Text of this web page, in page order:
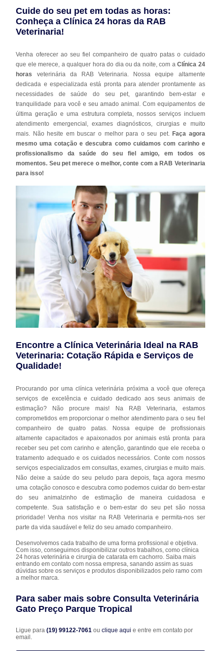
Cuide do seu pet em todas as horas:
Conheça a Clínica 24 horas da RAB
Veterinaria!
Venha oferecer ao seu fiel companheiro de quatro patas o cuidado
que ele merece, a qualquer hora do dia ou da noite, com aClínica 24
horas
veterinária da RAB Veterinaria. Nossa equipe altamente
dedicada e especializada está pronta para atender prontamente as
necessidades de saúde do seu pet, garantindo bem-estar e
tranquilidade para você e seu amado animal. Com equipamentos de
última geração e uma estrutura completa, nossos serviços incluem
atendimento emergencial, exames diagnósticos, cirurgias e muito
mais. Não hesite em buscar o melhor para o seu pet.Faça agora
mesmo uma cotação e descubra como cuidamos com carinho e
profissionalismo da saúde do seu fiel amigo, em todos os
momentos. Seu pet merece o melhor, conte com a RAB Veterinaria
para isso!
Encontre a Clínica Veterinária Ideal na RAB
Veterinaria: Cotação Rápida e Serviços de
Qualidade!
Procurando por uma clínica veterinária próxima a você que ofereça
serviços de excelência e cuidado dedicado aos seus animais de
estimação? Não procure mais! Na RAB Veterinaria, estamos
comprometidos em proporcionar o melhor atendimento para o seu fiel
companheiro de quatro patas. Nossa equipe de profissionais
altamente capacitados e apaixonados por animais está pronta para
receber seu pet com carinho e atenção, garantindo que ele receba o
tratamento adequado e os cuidados necessários. Conte com nossos
serviços especializados em consultas, exames, cirurgias e muito mais.
Não deixe a saúde do seu peludo para depois, faça agora mesmo
uma cotação conosco e descubra como podemos cuidar do bem-estar
do seu animalzinho de estimação de maneira cuidadosa e
competente. Sua satisfação e o bem-estar do seu pet são nossa
prioridade! Venha nos visitar na RAB Veterinaria e permita-nos ser
parte da vida saudável e feliz do seu amado companheiro.
Desenvolvemos cada trabalho de uma forma profissional e objetiva.
Com isso, conseguimos disponibilizar outros trabalhos, como clínica
24 horas veterinária e cirurgia de catarata em cachorro. Saiba mais
entrando em contato com nossa empresa, sanando assim as suas
dúvidas sobre os serviços e produtos disponibilizados pelo ramo com
a melhor marca.
Para saber mais sobre Consulta Veterinária
Gato Preço Parque Tropical
Ligue para(19) 99122-7061ouclique aqui e entre em contato por
email.